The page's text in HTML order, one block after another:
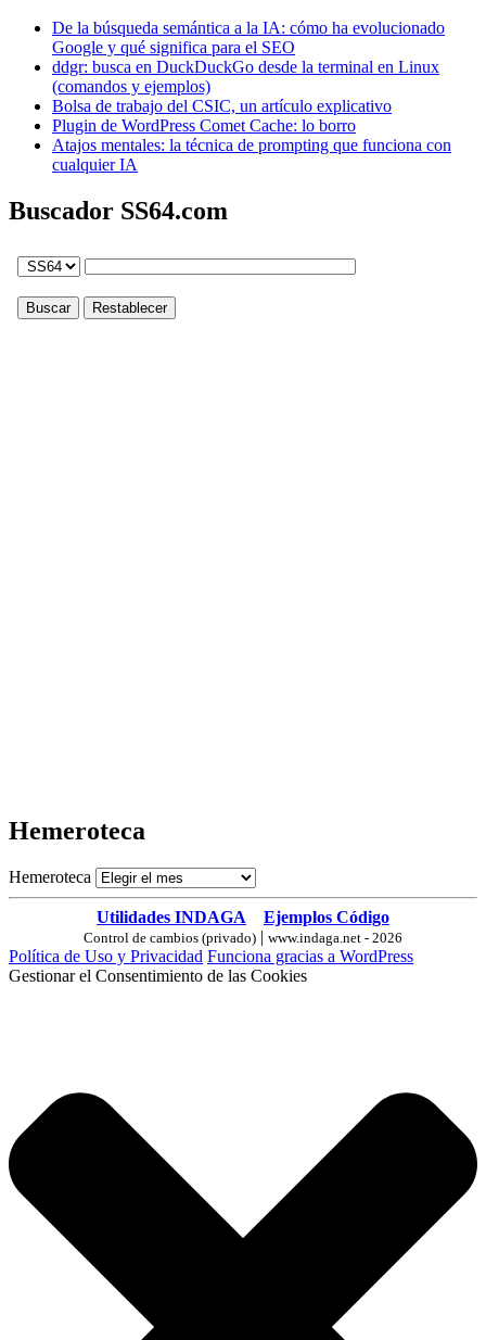
De la búsqueda semántica a la IA: cómo ha evolucionado
Google y qué significa para el SEO
ddgr: busca en DuckDuckGo desde la terminal en Linux
(comandos y ejemplos)
Bolsa de trabajo del CSIC, un artículo explicativo
Plugin de WordPress Comet Cache: lo borro
Atajos mentales: la técnica de prompting que funciona con
cualquier IA
Buscador SS64.com
Hemeroteca
Hemeroteca
Utilidades INDAGA Ejemplos Código
Control de cambios (privado) | www.indaga.net - 2026
Política de Uso y Privacidad Funciona gracias a WordPress
Gestionar el Consentimiento de las Cookies